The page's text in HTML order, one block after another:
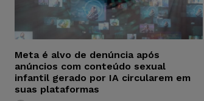
Meta é alvo de denúncia após
anúncios com conteúdo sexual
infantil gerado por IA circularem em
suas plataformas